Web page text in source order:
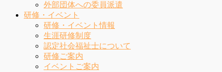
外部団体への委員派遣
研修・イベント
研修・イベント情報
生涯研修制度
認定社会福祉士について
研修ご案内
イベントご案内